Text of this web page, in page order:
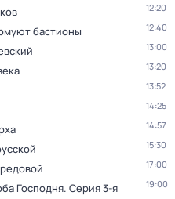
бастионы
Господня. Серия 3-я
12:20
12:40
13:00
13:20
13:52
14:25
14:57
15:30
17:00
19:00